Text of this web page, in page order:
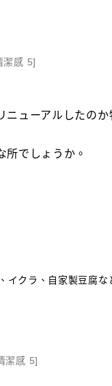
潔感 5]
ューアルしたの
でしょうか。
イクラ、自家製豆腐な
潔感 5]